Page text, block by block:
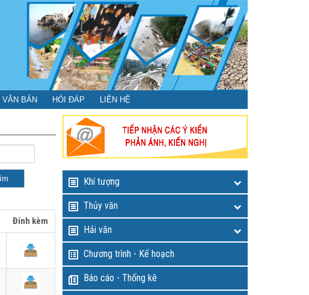
VĂN BẢN HỎI ĐÁP LIÊN HỆ
Đính kèm
Khí tượng
Thủy văn
Hải văn
Chương trình - Kế hoạch
Báo cáo - Thống kê